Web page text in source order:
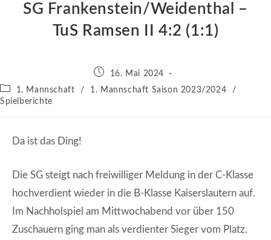
SG Frankenstein/Weidenthal –
TuS Ramsen II 4:2 (1:1)
Beitrag16. Mai 2024
Beitrags-
Kategorie:
1. Mannschaft / 1. Mannschaft Saison 2023/2024
/
Spielberichte
Da ist das Ding!
Die SG steigt nach freiwilliger Meldung in der C-Klasse
hochverdient wieder in die B-Klasse Kaiserslautern auf.
Im Nachholspiel am Mittwochabend vor über 150
Zuschauern ging man als verdienter Sieger vom Platz.